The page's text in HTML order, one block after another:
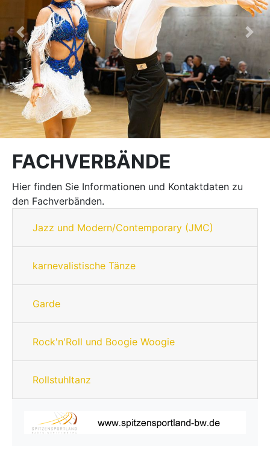
Previous Next
FACHVERBÄNDE
Hier finden Sie Informationen und Kontaktdaten zu
den Fachverbänden.
Jazz und Modern/Contemporary (JMC)
karnevalistische Tänze
Garde
Rock'n'Roll und Boogie Woogie
Rollstuhltanz